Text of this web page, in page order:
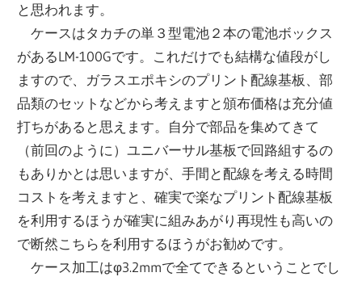
と思われます。
ケースはタカチの単３型電池２本の電池ボックス
があるLM-100Gです。これだけでも結構な値段がし
ますので、ガラスエポキシのプリント配線基板、部
品類のセットなどから考えますと頒布価格は充分値
打ちがあると思えます。自分で部品を集めてきて
（前回のように）ユニバーサル基板で回路組するの
もありかとは思いますが、手間と配線を考える時間
コストを考えますと、確実で楽なプリント配線基板
を利用するほうが確実に組みあがり再現性も高いの
で断然こちらを利用するほうがお勧めです。
ケース加工はφ3.2mmで全てできるということでし